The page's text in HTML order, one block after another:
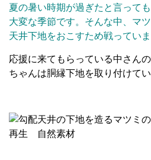
夏の暑い時期が過ぎたと言って
大変な季節です。そんな中、マ
天井下地をおこすため戦っていま
応援に来てもらっている中さん
ちゃんは胴縁下地を取り付けてい